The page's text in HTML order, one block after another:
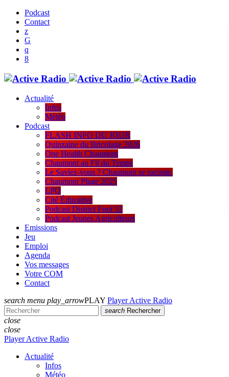
Podcast
Contact
Actualité
Infos
Météo
Podcast
FLASH INFO DU JOUR
Quinzaine du Bricolage 2026
One Health Chaumont
Chaumont au Fil du Temps
Le Saviez-vous ? Chaumont se raconte.
Chaumont Plage 2025
LPO
Cité Éducative
Podcast District Foot 52
Podcast Jeunes Agriculteurs
Emissions
Jeu
Emploi
Agenda
Vos messages
Votre COM
Contact
search menu play_arrowPLAY Player Active Radio
search Rechercher
close
close
Player Active Radio
Actualité
Infos
Météo